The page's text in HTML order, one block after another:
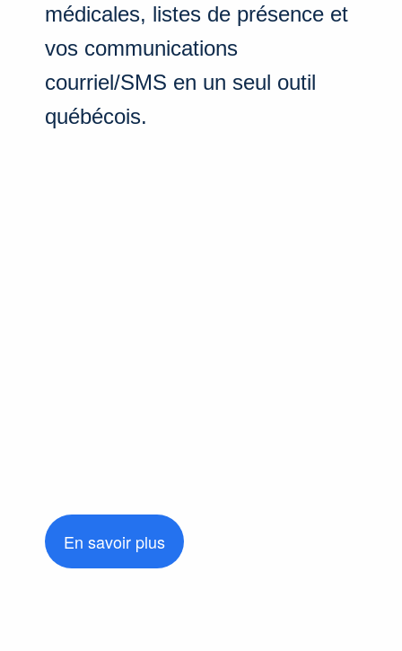
médicales, listes de présence et
vos communications
courriel/SMS en un seul outil
québécois.
En savoir plus